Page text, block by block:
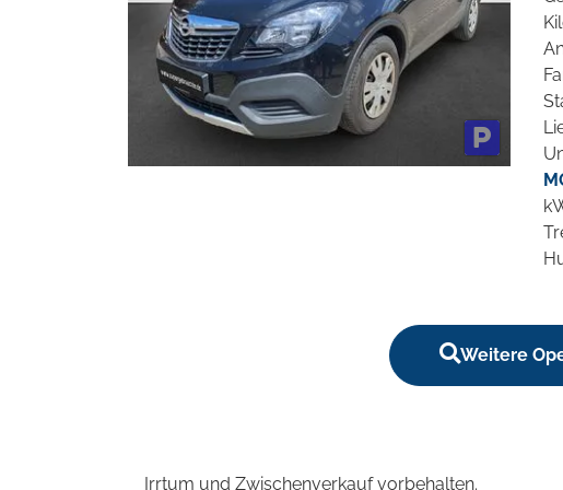
Weitere
Irrtum und Zwischenverkauf vorbehalten.